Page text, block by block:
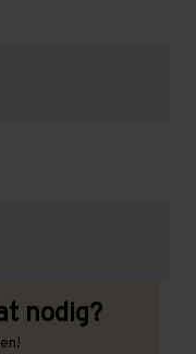
nodig?